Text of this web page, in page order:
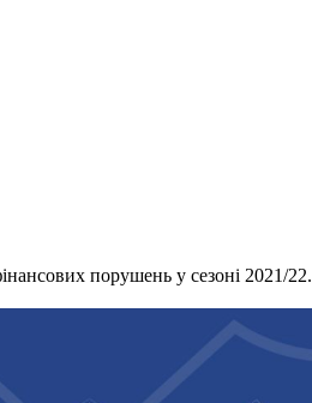
порушень у сезоні 2021/22.